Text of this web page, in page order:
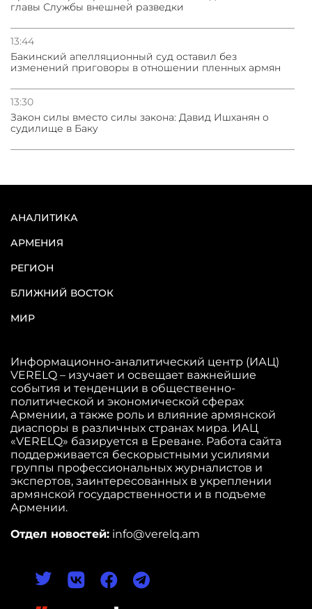
главы Службы внешней разведки
13:44
Бакинский апелляционный суд оставил без
изменений приговоры в отношении пленных армян
13:30
Закон силы вместо силы закона: Давид Ишханян о
судилище в Баку
АНАЛИТИКА
АРМЕНИЯ
РЕГИОН
БЛИЖНИЙ ВОСТОК
МИР
Информационно-аналитический центр (ИАЦ)
VERELQ – изучает и освещает важнейшие
события и тенденции в общественно-
политической и экономической сферах
Армении, а также роль и влияние армянской
диаспоры в различных странах мира. ИАЦ
«VERELQ» базируется в Ереване. Работа сайта
поддерживается бескорыстными усилиями
группы профессиональных журналистов и
экспертов, заинтересованных в укреплении
армянской государственности и в подъеме
Армении.
Отдел новостей: info@verelq.am